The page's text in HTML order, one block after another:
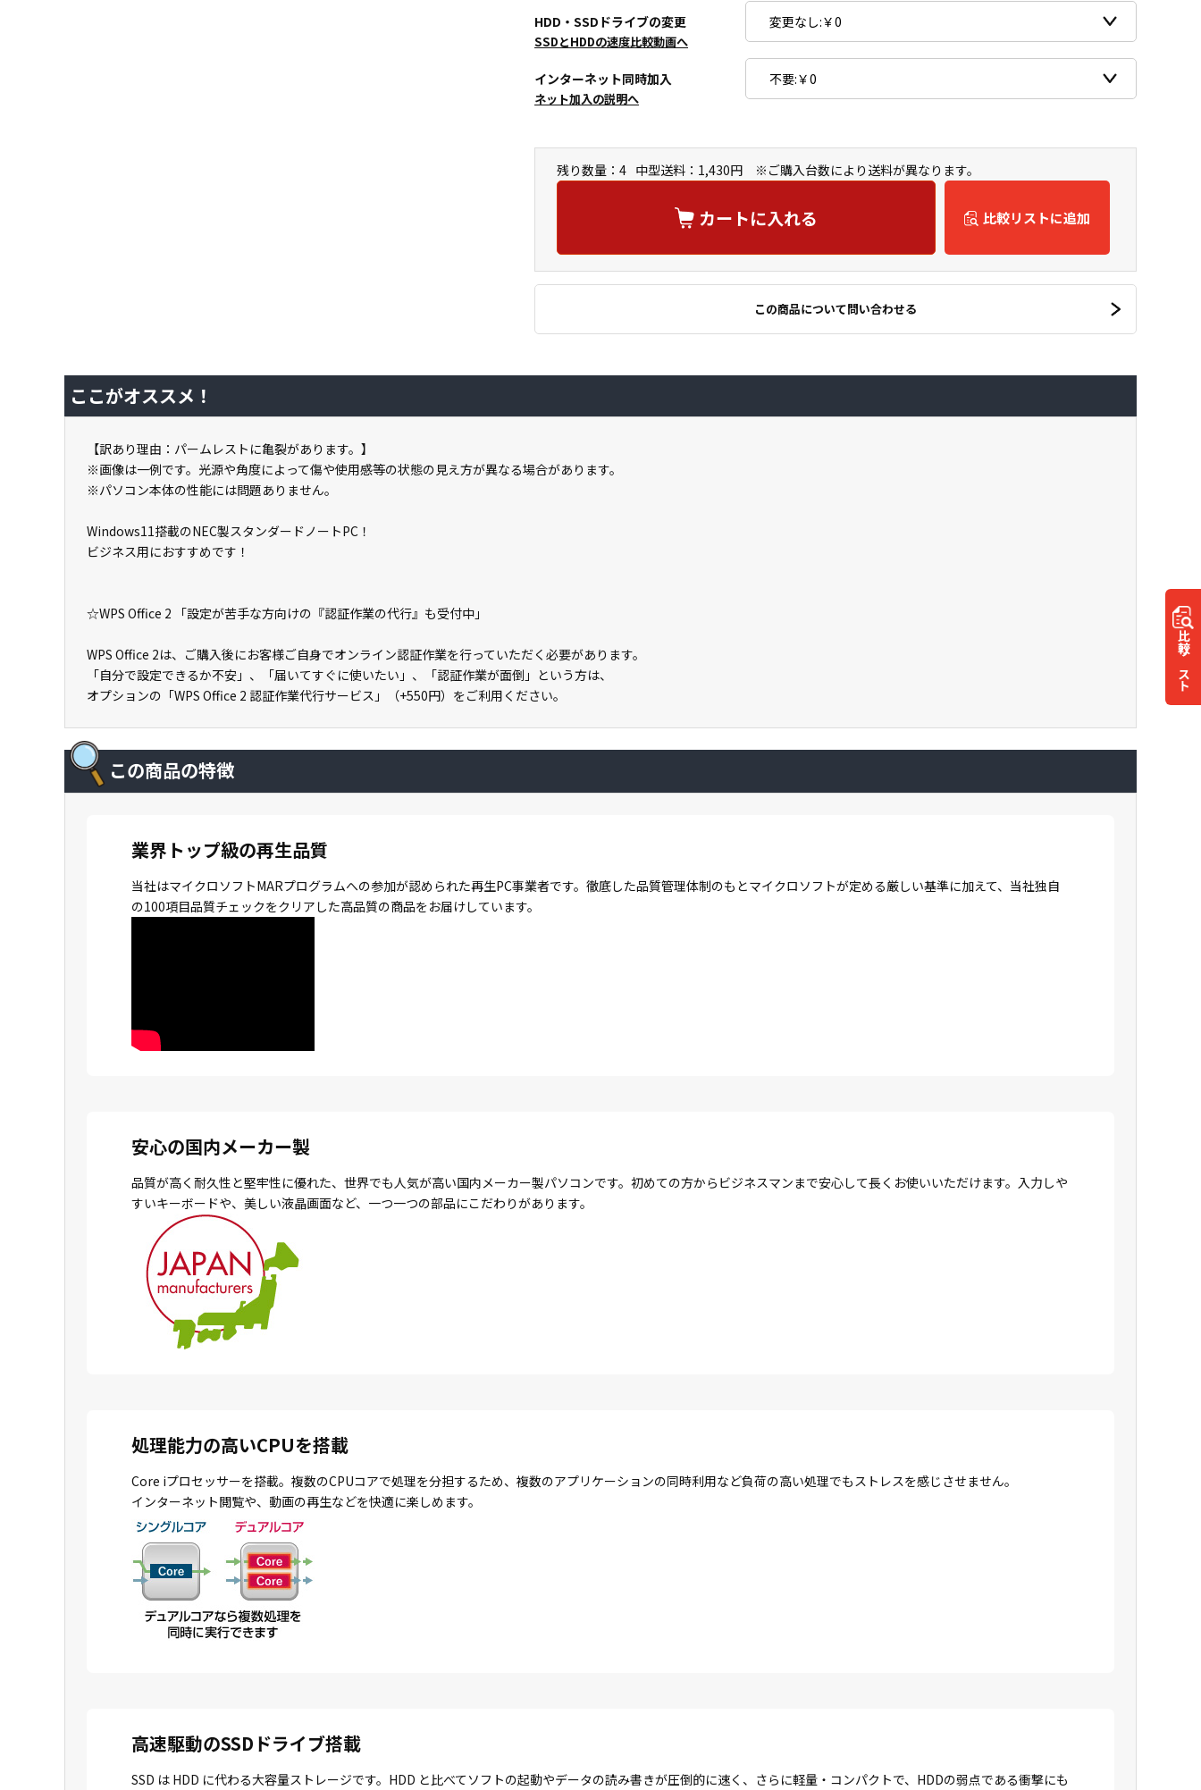
HDD・SSDドライブの変更
SSDとHDDの速度比較動画へ
インターネット同時加入
ネット加入の説明へ
残り数量：4 中型送料：1,430円 ※ご購入台数により送料が異なります。
カートに入れる 比較リストに追加
この商品について問い合わせる
比較
リスト
ここがオススメ！
【訳あり理由：パームレストに亀裂があります。】
※画像は一例です。光源や角度によって傷や使用感等の状態の見え方が異なる場合があります。
※パソコン本体の性能には問題ありません。
Windows11搭載のNEC製スタンダードノートPC！
ビジネス用におすすめです！
☆WPS Office 2 「設定が苦手な方向けの『認証作業の代行』も受付中」
WPS Office 2は、ご購入後にお客様ご自身でオンライン認証作業を行っていただく必要があります。
「自分で設定できるか不安」、「届いてすぐに使いたい」、「認証作業が面倒」という方は、
オプションの「WPS Office 2 認証作業代行サービス」（+550円）をご利用ください。
この商品の特徴
業界トップ級の再生品質
当社はマイクロソフトMARプログラムへの参加が認められた再生PC事業者です。徹底した品質管理体制のもとマイクロソフトが定める厳しい基準に加えて、当社独自
の100項目品質チェックをクリアした高品質の商品をお届けしています。
安心の国内メーカー製
品質が高く耐久性と堅牢性に優れた、世界でも人気が高い国内メーカー製パソコンです。初めての方からビジネスマンまで安心して長くお使いいただけます。入力しや
すいキーボードや、美しい液晶画面など、一つ一つの部品にこだわりがあります。
処理能力の高いCPUを搭載
Core iプロセッサーを搭載。複数のCPUコアで処理を分担するため、複数のアプリケーションの同時利用など負荷の高い処理でもストレスを感じさせません。
インターネット閲覧や、動画の再生などを快適に楽しめます。
高速駆動のSSDドライブ搭載
SSD は HDD に代わる大容量ストレージです。HDD と比べてソフトの起動やデータの読み書きが圧倒的に速く、さらに軽量・コンパクトで、HDDの弱点である衝撃にも